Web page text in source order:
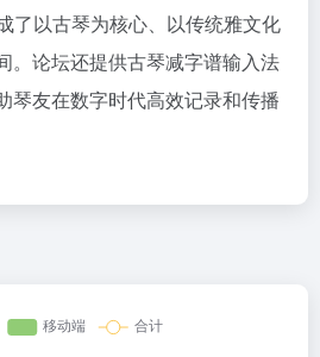
了以古琴为核心、以传统雅文化
。论坛还提供古琴减字谱输入法
琴友在数字时代高效记录和传播